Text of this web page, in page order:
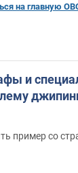
на главную
и
пример со